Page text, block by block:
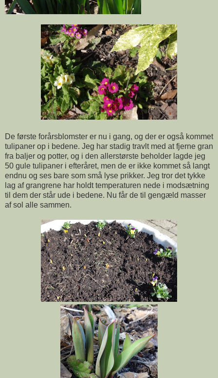
De første forårsblomster er nu i gang, og der er også kommet
tulipaner op i bedene. Jeg har stadig travlt med at fjerne gran
fra baljer og potter, og i den allerstørste beholder lagde jeg
50 gule tulipaner i efteråret, men de er ikke kommet så langt
endnu og ses bare som små lyse prikker. Jeg tror det tykke
lag af grangrene har holdt temperaturen nede i modsætning
til dem der står ude i bedene. Nu får de til gengæld masser
af sol alle sammen.